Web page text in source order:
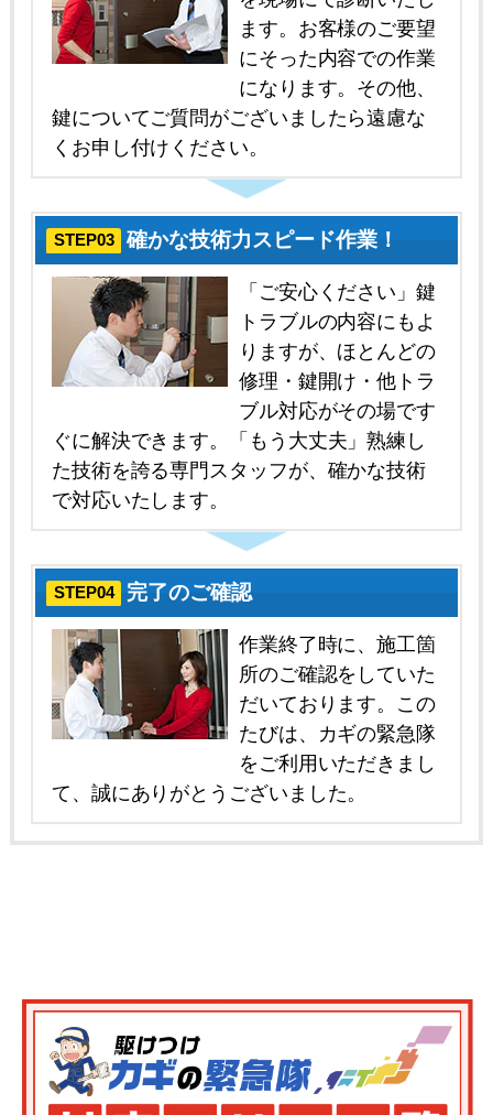
ます。お客様のご要望
にそった内容での作業
になります。その他、
鍵についてご質問がございましたら遠慮な
くお申し付けください。
STEP03 確かな技術力スピード作業！
「ご安心ください」鍵
トラブルの内容にもよ
りますが、ほとんどの
修理・鍵開け・他トラ
ブル対応がその場です
ぐに解決できます。「もう大丈夫」熟練し
た技術を誇る専門スタッフが、確かな技術
で対応いたします。
STEP04 完了のご確認
作業終了時に、施工箇
所のご確認をしていた
だいております。この
たびは、カギの緊急隊
をご利用いただきまし
て、誠にありがとうございました。